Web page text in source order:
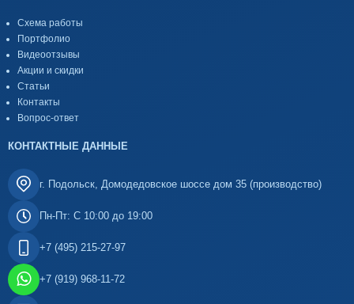
Схема работы
Портфолио
Видеоотзывы
Акции и скидки
Статьи
Контакты
Вопрос-ответ
КОНТАКТНЫЕ ДАННЫЕ
г. Подольск, Домодедовское шоссе дом 35 (производство)
Пн-Пт: С 10:00 до 19:00
+7 (495) 215-27-97
+7 (919) 968-11-72